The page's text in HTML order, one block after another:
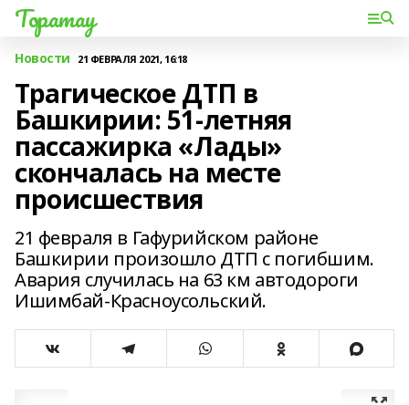
Торатау
Новости 21 ФЕВРАЛЯ 2021, 16:18
Трагическое ДТП в
Башкирии: 51-летняя
пассажирка «Лады»
скончалась на месте
происшествия
21 февраля в Гафурийском районе
Башкирии произошло ДТП с погибшим.
Авария случилась на 63 км автодороги
Ишимбай-Красноусольский.